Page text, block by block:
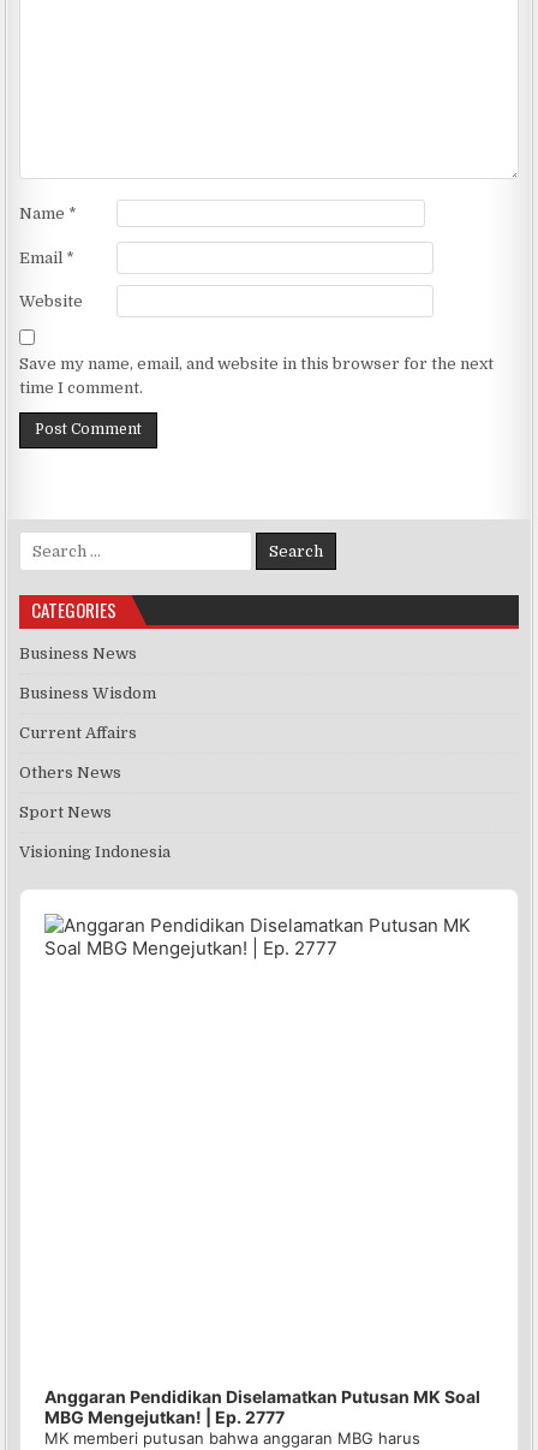
Name *
Email *
Website
Save my name, email, and website in this browser for the next
time I comment.
Search for:
CATEGORIES
Business News
Business Wisdom
Current Affairs
Others News
Sport News
Visioning Indonesia
Audio
Player
Anggaran Pendidikan Diselamatkan Putusan MK Soal
MBG Mengejutkan! | Ep. 2777
MK memberi putusan bahwa anggaran MBG harus